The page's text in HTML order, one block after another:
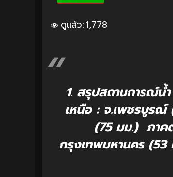
ดูแล้ว:1,778
1. สรุปสถานการณ์
เหนือ : จ.เพชรบูรณ์
(75 มม.) ภาค
กรุงเทพมหานคร